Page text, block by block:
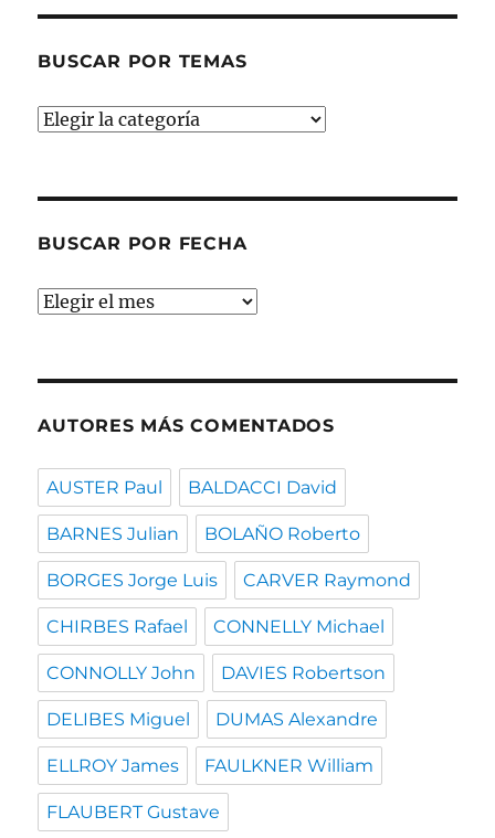
BUSCAR POR TEMAS
Buscar
BUSCAR POR FECHA
Buscar
AUTORES MÁS COMENTADOS
AUSTER Paul BALDACCI David
BARNES Julian BOLAÑO Roberto
BORGES Jorge Luis CARVER Raymond
CHIRBES Rafael CONNELLY Michael
CONNOLLY John DAVIES Robertson
DELIBES Miguel DUMAS Alexandre
ELLROY James FAULKNER William
FLAUBERT Gustave